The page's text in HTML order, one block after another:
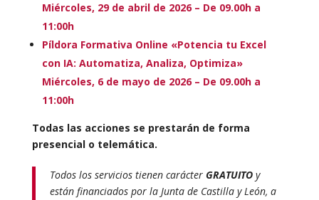
Miércoles, 29 de abril de 2026 – De 09.00h a
11:00h
Píldora Formativa Online «Potencia tu Excel
con IA: Automatiza, Analiza, Optimiza»
Miércoles, 6 de mayo de 2026 – De 09.00h a
11:00h
Todas las acciones se prestarán de forma
presencial o telemática.
Todos los servicios tienen carácter GRATUITO y
están financiados por la Junta de Castilla y León, a